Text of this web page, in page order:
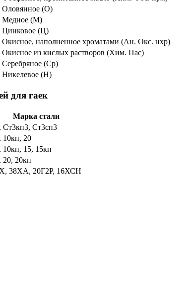
Оловянное (О)
Медное (М)
Цинковое (Ц)
Окисное, наполненное хроматами (Ан. Окс. нхр)
Окисное из кислых растворов (Хим. Пас)
Серебряное (Ср)
Никелевое (Н)
для гаек
Марка стали
Ст3кп3, Ст3сп3
10кп, 20
10кп, 15, 15кп
20, 20кп
38ХА, 20Г2Р, 16ХСН